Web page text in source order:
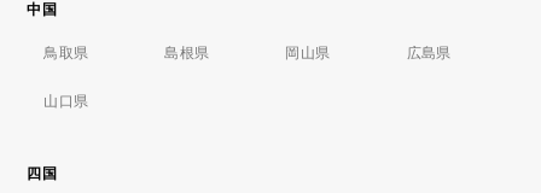
中国
鳥取県 島根県 岡山県 広島県
山口県
四国